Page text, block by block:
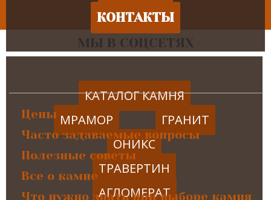
КОНТАКТЫ
КАТАЛОГ КАМНЯ
МРАМОР
ГРАНИТ
ОНИКС
ТРАВЕРТИН
АГЛОМЕРАТ
МЫ В СОЦСЕТЯХ
Цены
Часто задаваемые вопросы
Полезные советы
Все о камне
Что нужно знать при выборе камня